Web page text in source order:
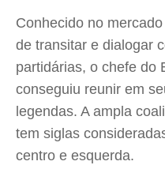
Conhecido no
de transitar e dialogar
partidárias, o chefe do
conseguiu reunir em
legendas. A ampla
tem siglas
centro e esquerda.